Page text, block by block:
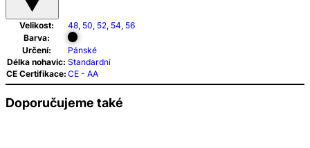
Velikost: 48, 50, 52, 54, 56
Barva:
Určení:
Pánské
Délka nohavic: Standardní
CE Certifikace: CE - AA
Doporučujeme také